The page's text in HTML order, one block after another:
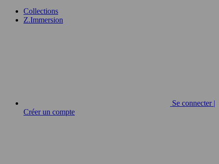
Collections
Z.Immersion
Se connecter |
Créer un compte